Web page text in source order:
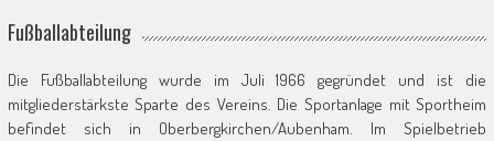
Fußballabteilung
Die Fußballabteilung wurde im Juli 1966 gegründet und ist die
mitgliederstärkste Sparte des Vereins. Die Sportanlage mit Sportheim
befindet sich in Oberbergkirchen/Aubenham. Im Spielbetrieb